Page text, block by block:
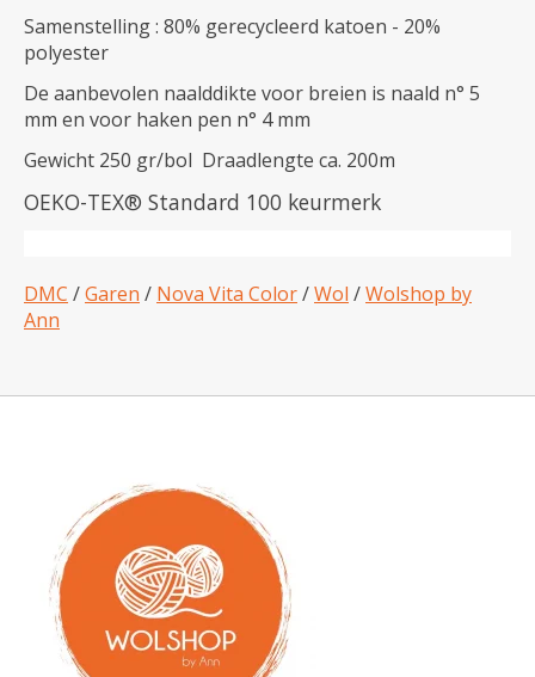
Samenstelling : 80% gerecycleerd katoen - 20%
polyester
De aanbevolen naalddikte voor breien is naald n° 5
mm en voor haken pen n° 4 mm
Gewicht 250 gr/bol Draadlengte ca. 200m
OEKO-TEX® Standard 100 keurmerk
DMC /Garen / Nova Vita Color/Wol /Wolshop by
Ann